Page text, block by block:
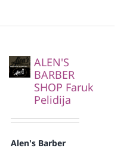
ALEN'S
BARBER
SHOP Faruk
Pelidija
Alen's Barber